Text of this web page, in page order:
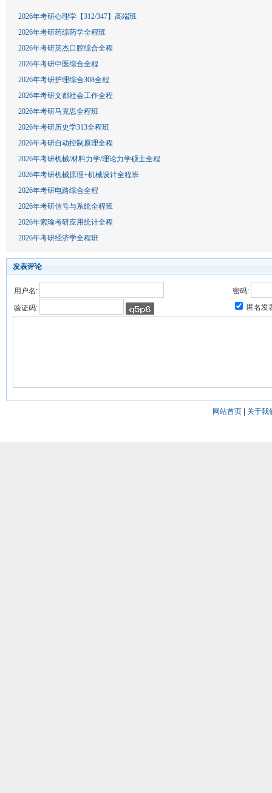
2026年考研心理学【312/347】高端班
2026年考研药综药学全程班
2026年考研英杰口腔综合全程
2026年考研中医综合全程
2026年考研护理综合308全程
2026年考研文都社会工作全程
2026年考研马克思全程班
2026年考研历史学313全程班
2026年考研自动控制原理全程
2026年考研机械/材料力学/理论力学硕士全程
2026年考研机械原理+机械设计全程班
2026年考研电路综合全程
2026年考研信号与系统全程班
2026年索瑜考研应用统计全程
2026年考研经济学全程班
发表评论
用户名:
密码:
验证码:
匿名发
网站首页| 关于我